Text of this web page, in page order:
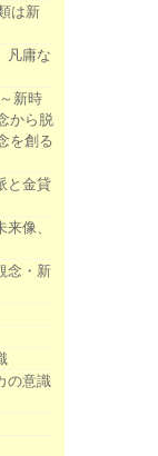
は新
凡庸な
新時
から脱
を創る
と金貸
像、
念・新
の意識